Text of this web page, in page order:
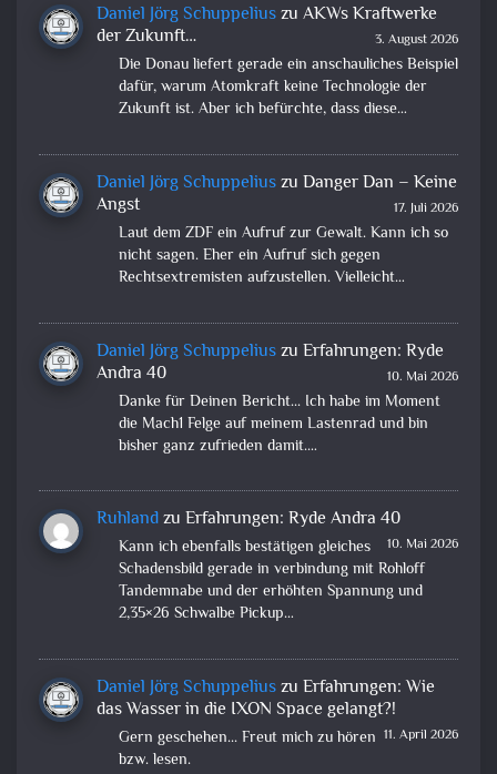
Daniel Jörg Schuppeliuszu AKWs Kraftwerke
der Zukunft…
3. August 2026
Die Donau liefert gerade ein anschauliches Beispiel
dafür, warum Atomkraft keine Technologie der
Zukunft ist. Aber ich befürchte, dass diese…
Daniel Jörg Schuppeliuszu Danger Dan – Keine
Angst
17. Juli 2026
Laut dem ZDF ein Aufruf zur Gewalt. Kann ich so
nicht sagen. Eher ein Aufruf sich gegen
Rechtsextremisten aufzustellen. Vielleicht…
Daniel Jörg Schuppeliuszu Erfahrungen: Ryde
Andra 40
10. Mai 2026
Danke für Deinen Bericht... Ich habe im Moment
die Mach1 Felge auf meinem Lastenrad und bin
bisher ganz zufrieden damit.…
Ruhlandzu Erfahrungen: Ryde Andra 40
10. Mai 2026
Kann ich ebenfalls bestätigen gleiches
Schadensbild gerade in verbindung mit Rohloff
Tandemnabe und der erhöhten Spannung und
2,35×26 Schwalbe Pickup…
Daniel Jörg Schuppeliuszu Erfahrungen: Wie
das Wasser in die IXON Space gelangt?!
11. April 2026
Gern geschehen... Freut mich zu hören
bzw. lesen.